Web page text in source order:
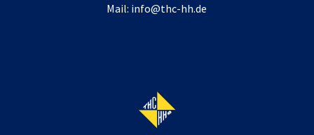
Mail: info@thc-hh.de